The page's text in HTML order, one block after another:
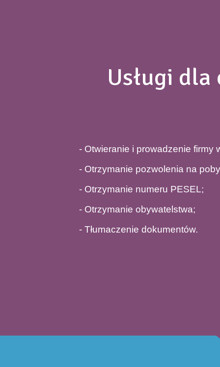
Usługi
- Otwieranie i prowadzenie firmy
- Otrzymanie pozwolenia na
- Otrzymanie numeru PESEL;
- Otrzymanie obywatelstwa;
- Tłumaczenie dokumentów.